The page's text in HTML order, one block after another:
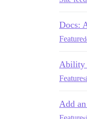
Docs:
Feature
Ability
Feature
Add